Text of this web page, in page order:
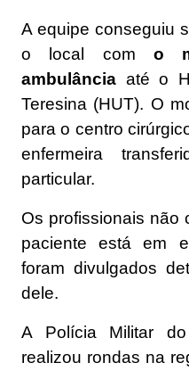
A equipe conseguiu
o local com o
ambulância até o
Teresina (HUT). O
para o centro
enfermeira
particular.
Os profissionais não
paciente está em
foram divulgados
dele.
A Polícia Militar
realizou rondas na